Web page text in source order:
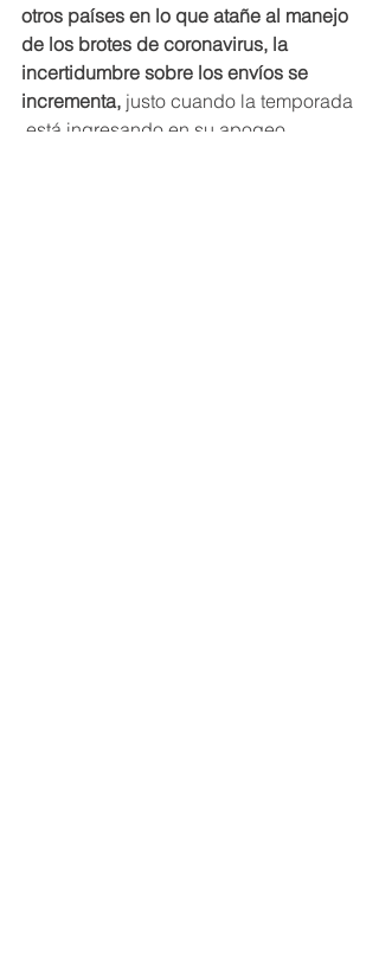
otros países en lo que atañe al manejo
de los brotes de coronavirus, la
incertidumbre sobre los envíos se
incrementa, justo cuando la temporada
está ingresando en su apogeo.